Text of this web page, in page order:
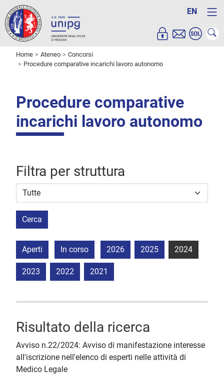
EN
Home Ateneo
Concorsi
Procedure comparative incarichi lavoro autonomo
Procedure comparative
incarichi lavoro autonomo
Filtra per struttura
Struttura stipulante
Cerca
Aperti In corso 2026 2025 2024
2023 2022 2021
Risultato della ricerca
Avviso n.22/2024: Avviso di manifestazione interesse
all'iscrizione nell'elenco di esperti nelle attività di
Medico Legale